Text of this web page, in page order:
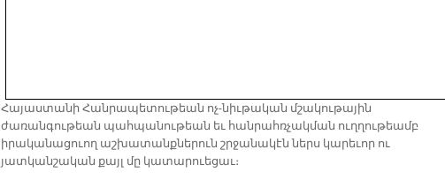
Հայաստանի Հանրապետութեան ոչ-նիւթական մշակութային
ժառանգութեան պահպանութեան եւ հանրահռչակման ուղղութեամբ
իրականացուող աշխատանքներուն շրջանակէն ներս կարեւոր ու
յատկանշական քայլ մը կատարուեցաւ։